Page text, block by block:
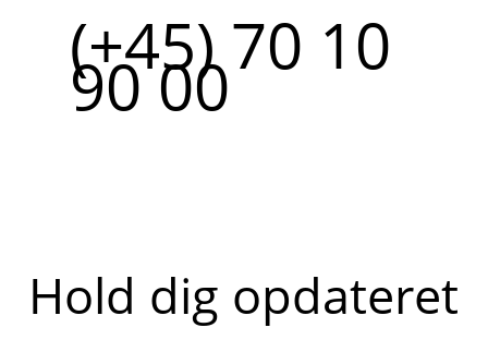
(+45) 70 10
90 00
Hold dig opdateret